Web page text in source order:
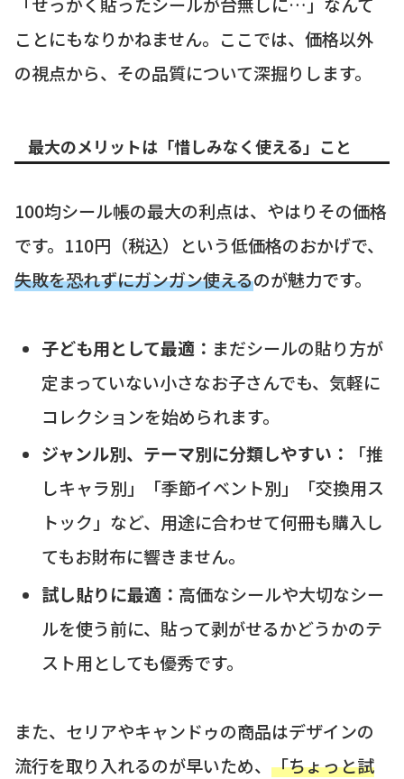
ことにもなりかねません。ここでは、価格以外
の視点から、その品質について深掘りします。
最大のメリットは「惜しみなく使える」こと
100均シール帳の最大の利点は、やはりその価格
です。110円（税込）という低価格のおかげで、
失敗を恐れずにガンガン使えるのが魅力です。
子ども用として最適： まだシールの貼り方が
定まっていない小さなお子さんでも、気軽に
コレクションを始められます。
ジャンル別、テーマ別に分類しやすい：
「推
しキャラ別」「季節イベント別」「交換用ス
トック」など、用途に合わせて何冊も購入し
てもお財布に響きません。
試し貼りに最適： 高価なシールや大切なシー
ルを使う前に、貼って剥がせるかどうかのテ
スト用としても優秀です。
また、セリアやキャンドゥの商品はデザインの
流行を取り入れるのが早いため、 「ちょっと試